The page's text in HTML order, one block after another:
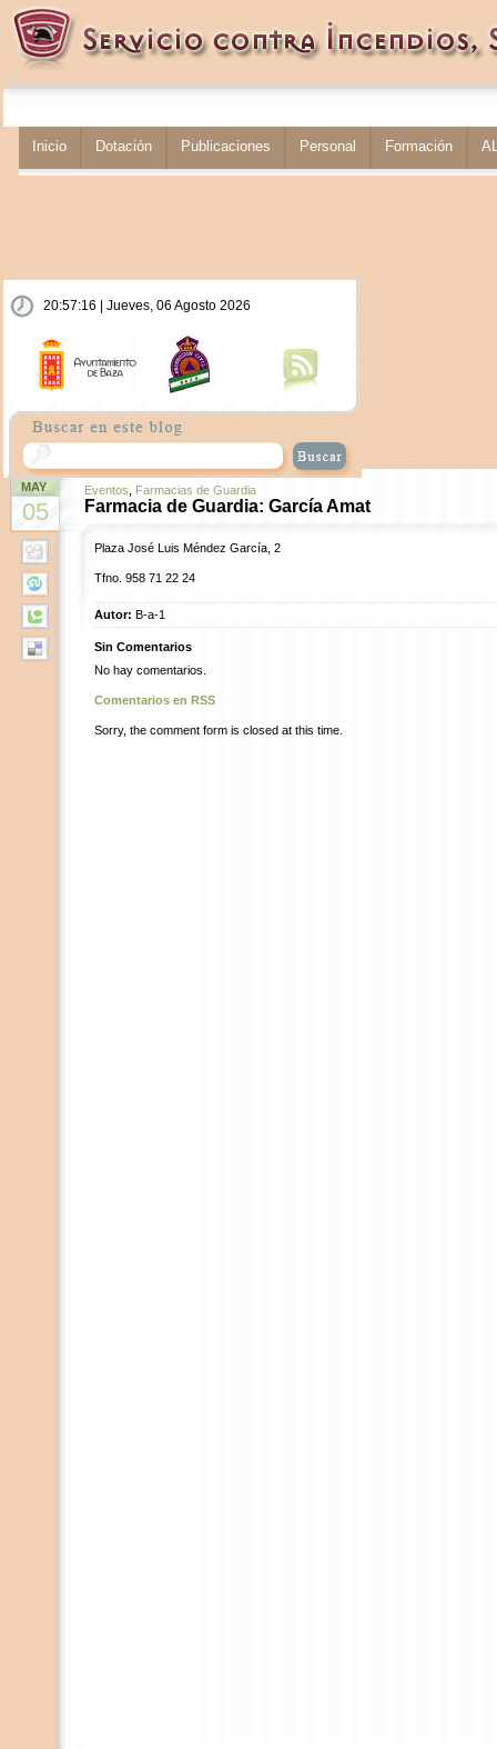
Inicio Dotación Publicaciones Personal Formación
20:57:16 | Jueves, 06 Agosto 2026
MAY
05
Eventos Farmacias de Guardia
Farmacia de Guardia: García Amat
Plaza José Luis Méndez García, 2
Tfno. 958 71 22 24
Autor: B-a-1
Sin Comentarios
No hay comentarios.
Comentarios en RSS
Sorry, the comment form is closed at this time.